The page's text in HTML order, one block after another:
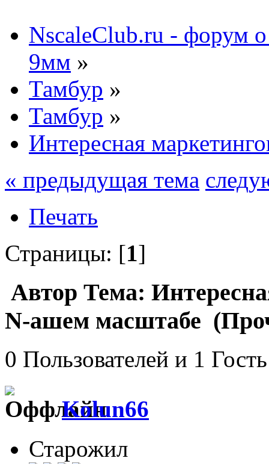
NscaleClub.ru - форум
9мм »
Тамбур »
Тамбур »
Интересная
« предыдущая тема
Печать
Страницы: [1]
Автор Тема:
N-ашем масштабе
0 Пользователей и 1
Kolun66
Старожил